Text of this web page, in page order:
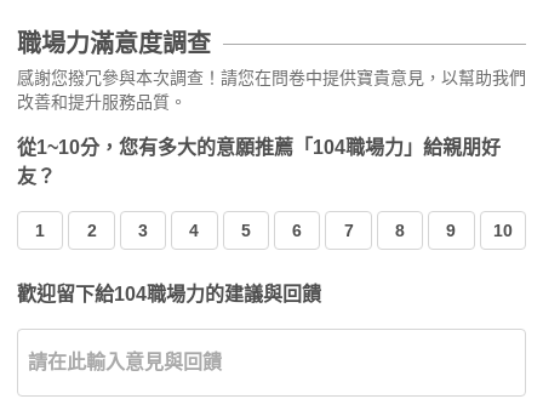
職場力滿意度調查
感謝您撥冗參與本次調查！請您在問卷中提供寶貴意見，以幫助我們
改善和提升服務品質。
從1~10分，您有多大的意願推薦「104職場力」給親朋好
友？
1 2 3 4 5 6 7 8 9 10
歡迎留下給104職場力的建議與回饋